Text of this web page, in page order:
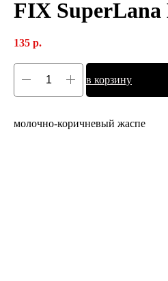
FIX SuperLana
135 р.
в корзину
молочно-коричневый жаспе